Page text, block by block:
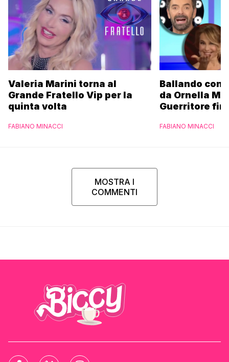
Valeria Marini torna al
Grande Fratello Vip per la
quinta volta
FABIANO MINACCI
Ballando con
da Ornella
Guerritore
l’esclusiva di
FABIANO MINACCI
MOSTRA I
COMMENTI